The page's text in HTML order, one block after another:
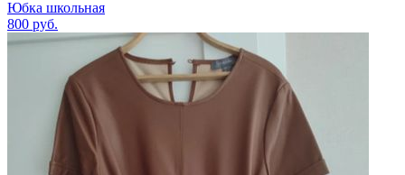
Юбка школьная
800 руб.